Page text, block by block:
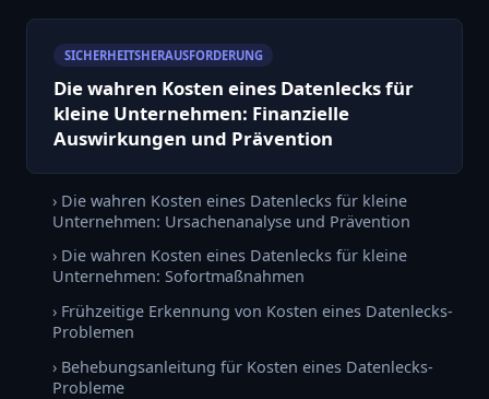
SICHERHEITSHERAUSFORDERUNG
Die wahren Kosten eines Datenlecks für
kleine Unternehmen: Finanzielle
Auswirkungen und Prävention
› Die wahren Kosten eines Datenlecks für kleine
Unternehmen: Ursachenanalyse und Prävention
› Die wahren Kosten eines Datenlecks für kleine
Unternehmen: Sofortmaßnahmen
› Frühzeitige Erkennung von Kosten eines Datenlecks-
Problemen
› Behebungsanleitung für Kosten eines Datenlecks-
Probleme